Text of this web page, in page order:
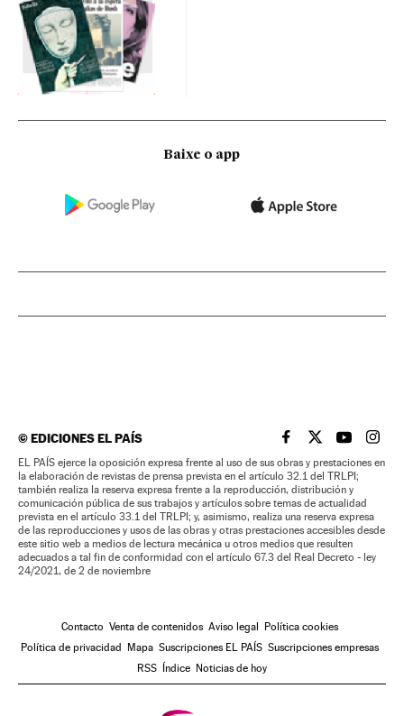
Baixe o app
©EDICIONES EL PAÍS EL PAÍS BRASIL EN
EL PAÍSEL PAÍS
EL
EL PAÍS ejerce la oposición expresa frente al uso de sus obras y prestaciones en
la elaboración de revistas de prensa prevista en el artículo 32.1 del TRLPI;
también realiza la reserva expresa frente a la reproducción, distribución y
comunicación pública de sus trabajos y artículos sobre temas de actualidad
prevista en el artículo 33.1 del TRLPI; y, asimismo, realiza una reserva expresa
de las reproducciones y usos de las obras y otras prestaciones accesibles desde
este sitio web a medios de lectura mecánica u otros medios que resulten
adecuados a tal fin de conformidad con el artículo 67.3 del Real Decreto - ley
24/2021, de 2 de noviembre
Contacto Venta de contenidos Aviso legal Política cookies
Política de privacidad Mapa Suscripciones EL PAÍS Suscripciones empresas
RSS Índice Noticias de hoy